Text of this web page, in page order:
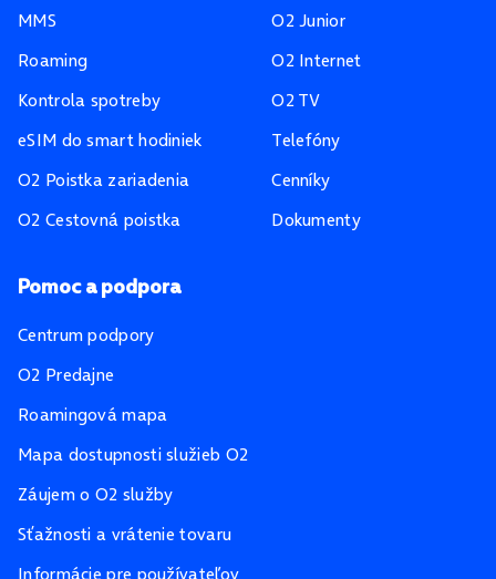
MMS
Roaming
Kontrola spotreby
eSIM do smart hodiniek
O2 Poistka zariadenia
O2 Cestovná poistka
O2 Junior
O2 Internet
O2 TV
Telefóny
Cenníky
Dokumenty
Pomoc a podpora
Centrum podpory
O2 Predajne
Roamingová mapa
Mapa dostupnosti služieb O2
Záujem o O2 služby
Sťažnosti a vrátenie tovaru
Informácie pre používateľov